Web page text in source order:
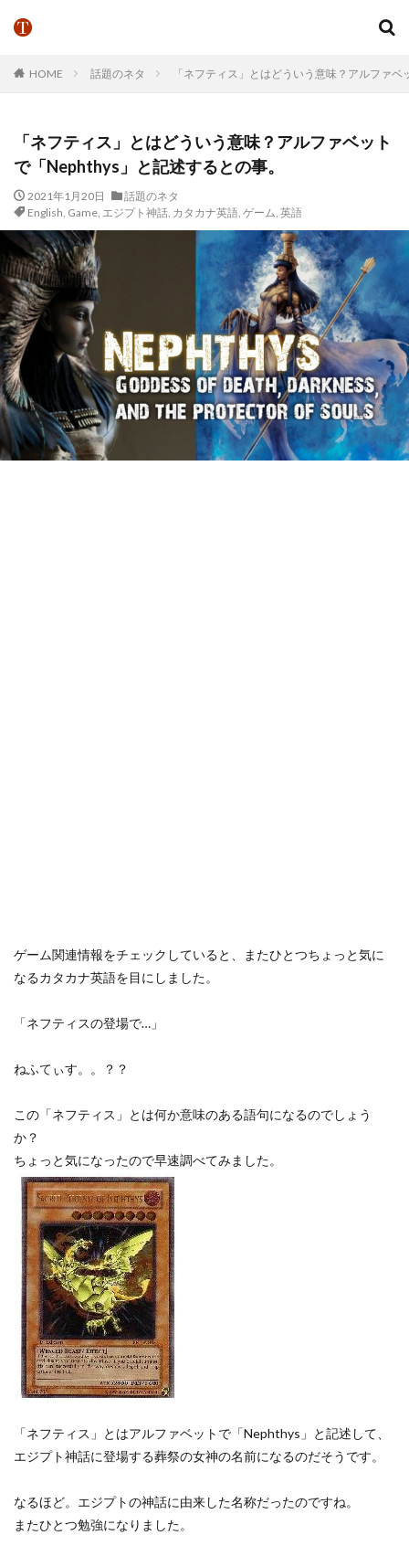
HOME 話題のネタ 「ネフティス」とはどういう意味？アルファ
「ネフティス」とはどういう意味？アルファベット
で「Nephthys」と記述するとの事。
2021年1月20日
話題のネタ
English, Game, エジプト神話, カタカナ英語, ゲーム, 英語
ゲーム関連情報をチェックしていると、またひとつちょっと気に
なるカタカナ英語を目にしました。
「ネフティスの登場で…」
ねふてぃす。。？？
この「ネフティス」とは何か意味のある語句になるのでしょう
か？
ちょっと気になったので早速調べてみました。
「ネフティス」とはアルファベットで「Nephthys」と記述して、
エジプト神話に登場する葬祭の女神の名前になるのだそうです。
なるほど。エジプトの神話に由来した名称だったのですね。
またひとつ勉強になりました。